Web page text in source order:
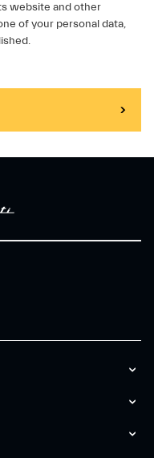
website and other
of your personal data,